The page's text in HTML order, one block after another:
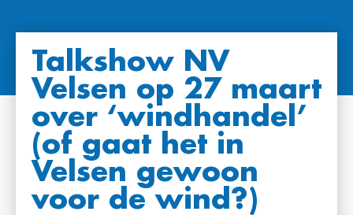
Talkshow NV
Velsen op 27 maart
over ‘windhandel’
(of gaat het in
Velsen gewoon
voor de wind?)